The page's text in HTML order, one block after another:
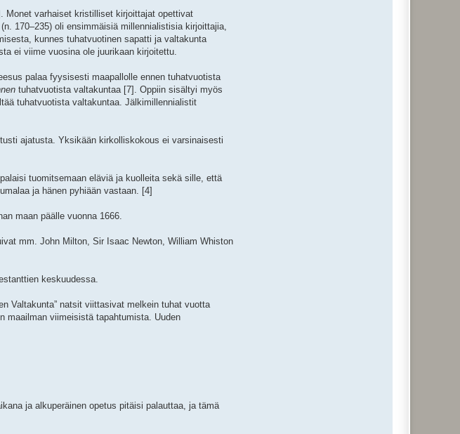
Monet varhaiset kristilliset kirjoittajat opettivat
170–235) oli ensimmäisiä millennialistisia kirjoittajia,
kunnes tuhatvuotinen sapatti ja valtakunta
ei viime vuosina ole juurikaan kirjoitettu.
palaa fyysisesti maapallolle ennen tuhatvuotista
tuhatvuotista valtakuntaa [7]. Oppiin sisältyi myös
tuhatvuotista valtakuntaa. Jälkimillennialistit
ajatusta. Yksikään kirkolliskokous ei varsinaisesti
tuomitsemaan eläviä ja kuolleita sekä sille, että
ja hänen pyhiään vastaan. [4]
maan päälle vuonna 1666.
mm. John Milton, Sir Isaac Newton, William Whiston
keskuudessa.
Valtakunta” natsit viittasivat melkein tuhat vuotta
maailman viimeisistä tapahtumista. Uuden
ja alkuperäinen opetus pitäisi palauttaa, ja tämä